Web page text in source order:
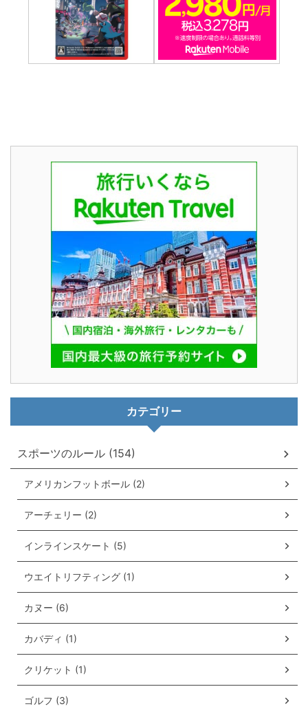
カテゴリー
スポーツのルール (154)
アメリカンフットボール (2)
アーチェリー (2)
インラインスケート (5)
ウエイトリフティング (1)
カヌー (6)
カバディ (1)
クリケット (1)
ゴルフ (3)